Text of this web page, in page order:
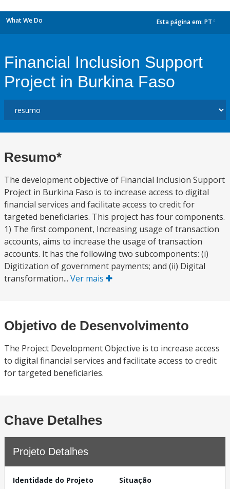
What We Do Esta página em: PT
Financial Inclusion Support
Project in Burkina Faso
Resumo*
The development objective of Financial Inclusion Support
Project in Burkina Faso is to increase access to digital
financial services and facilitate access to credit for
targeted beneficiaries. This project has four components.
1) The first component, Increasing usage of transaction
accounts, aims to increase the usage of transaction
accounts. It has the following two subcomponents: (i)
Digitization of government payments; and (ii) Digital
transformation... Ver mais
Objetivo de Desenvolvimento
The Project Development Objective is to increase access
to digital financial services and facilitate access to credit
for targeted beneficiaries.
Chave Detalhes
Projeto Detalhes
Identidade do Projeto
Situação